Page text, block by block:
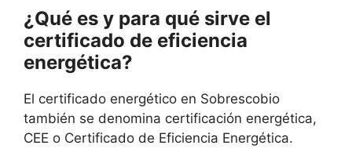
¿Qué es y para qué sirve el
certificado de eficiencia
energética?
El certificado energético en Sobrescobio
también se denomina certificación energética,
CEE o Certificado de Eficiencia Energética.